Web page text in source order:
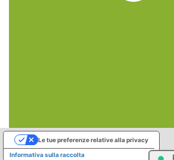
Informativa sulla raccolta
Le tue preferenze relative alla privacy